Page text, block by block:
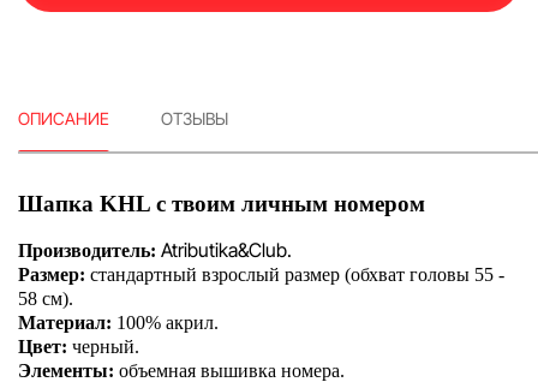
ОПИСАНИЕ ОТЗЫВЫ
Шапка KHL с твоим личным номером
Производитель: Atributika&Club.
Размер: стандартный взрослый размер (обхват головы 55 -
58 см).
Материал: 100% акрил.
Цвет: черный.
Элементы: объемная вышивка номера.